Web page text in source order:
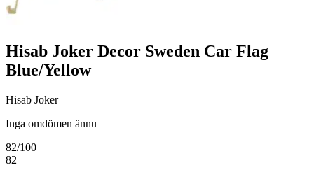
Hisab Joker Decor Sweden Car Flag
Blue/Yellow
Hisab Joker
Inga omdömen ännu
82/100
82